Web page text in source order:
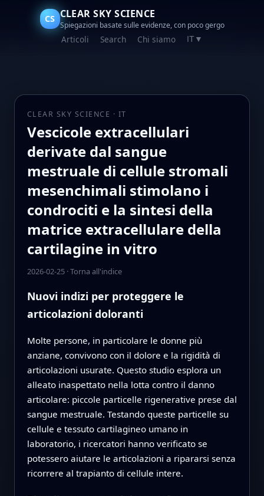
CS CLEAR SKY SCIENCE
Spiegazioni basate sulle evidenze, con poco gergo
Articoli Search Chi siamo IT ▼
CLEAR SKY SCIENCE · IT
Vescicole extracellulari
derivate dal sangue
mestruale di cellule stromali
mesenchimali stimolano i
condrociti e la sintesi della
matrice extracellulare della
cartilagine in vitro
2026-02-25·Torna all'indice
Nuovi indizi per proteggere le
articolazioni doloranti
Molte persone, in particolare le donne più
anziane, convivono con il dolore e la rigidità di
articolazioni usurate. Questo studio esplora un
alleato inaspettato nella lotta contro il danno
articolare: piccole particelle rigenerative prese dal
sangue mestruale. Testando queste particelle su
cellule e tessuto cartilagineo umano in
laboratorio, i ricercatori hanno verificato se
potessero aiutare le articolazioni a ripararsi senza
ricorrere al trapianto di cellule intere.